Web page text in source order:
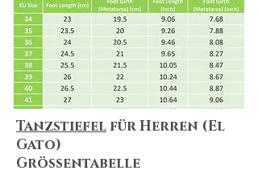
Tanzstiefel für Herren (El
Gato)
Größentabelle